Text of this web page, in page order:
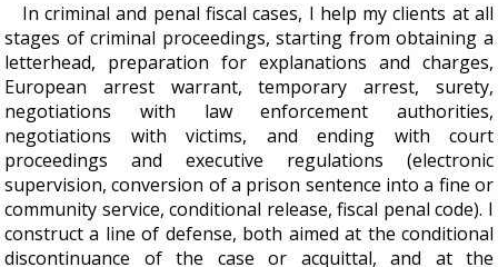
In criminal and penal fiscal cases, I help my clients at all
stages of criminal proceedings, starting from obtaining a
letterhead, preparation for explanations and charges,
European arrest warrant, temporary arrest, surety,
negotiations with law enforcement authorities,
negotiations with victims, and ending with court
proceedings and executive regulations (electronic
supervision, conversion of a prison sentence into a fine or
community service, conditional release, fiscal penal code). I
construct a line of defense, both aimed at the conditional
discontinuance of the case or acquittal, and at the